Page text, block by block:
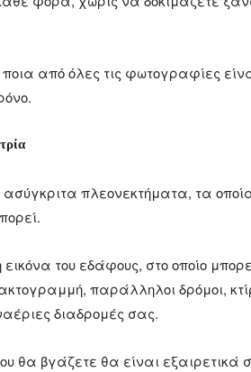
από όλες τις φωτογραφίες
πλεονεκτήματα, τα
του εδάφους, στο οποίο
παράλληλοι δρόμοι,
διαδρομές σας.
θα βγάζετε θα είναι εξαιρετικά